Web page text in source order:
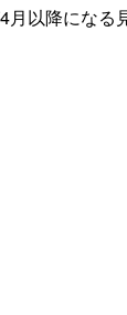
以降にな